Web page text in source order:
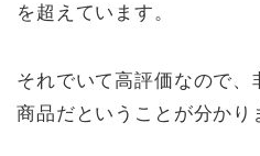
を超えています。
それでいて高評価なので
商品だということが分かり